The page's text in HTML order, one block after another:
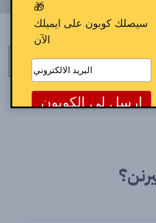
🎁
سيصلك كوبون على ايميلك
الآن